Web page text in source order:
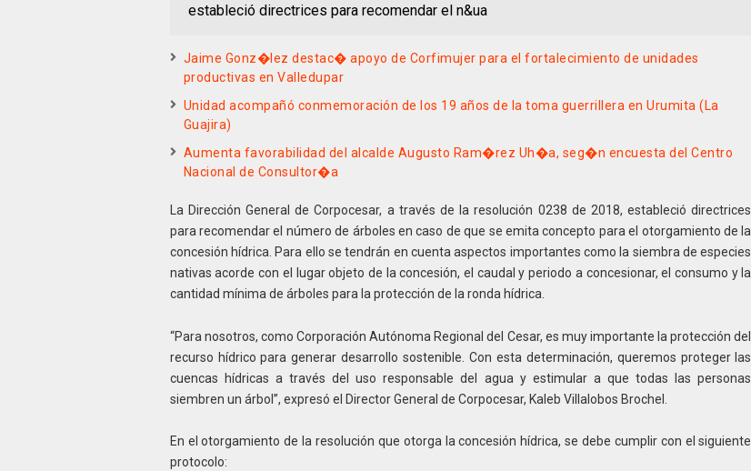
estableció directrices para recomendar el n&ua
Jaime Gonz�lez destac� apoyo de Corfimujer para el fortalecimiento de unidades
productivas en Valledupar
Unidad acompañó conmemoración de los 19 años de la toma guerrillera en Urumita (La
Guajira)
Aumenta favorabilidad del alcalde Augusto Ram�rez Uh�a, seg�n encuesta del Centro
Nacional de Consultor�a
La Dirección General de Corpocesar, a través de la resolución 0238 de 2018, estableció directrices
para recomendar el número de árboles en caso de que se emita concepto para el otorgamiento de la
concesión hídrica. Para ello se tendrán en cuenta aspectos importantes como la siembra de especies
nativas acorde con el lugar objeto de la concesión, el caudal y periodo a concesionar, el consumo y la
cantidad mínima de árboles para la protección de la ronda hídrica.
“Para nosotros, como Corporación Autónoma Regional del Cesar, es muy importante la protección del
recurso hídrico para generar desarrollo sostenible. Con esta determinación, queremos proteger las
cuencas hídricas a través del uso responsable del agua y estimular a que todas las personas
siembren un árbol”, expresó el Director General de Corpocesar, Kaleb Villalobos Brochel.
En el otorgamiento de la resolución que otorga la concesión hídrica, se debe cumplir con el siguiente
protocolo: